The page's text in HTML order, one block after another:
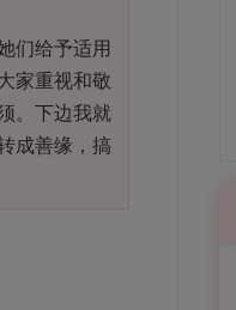
们给予适用
家重视和敬
。下边我就
成善缘，搞